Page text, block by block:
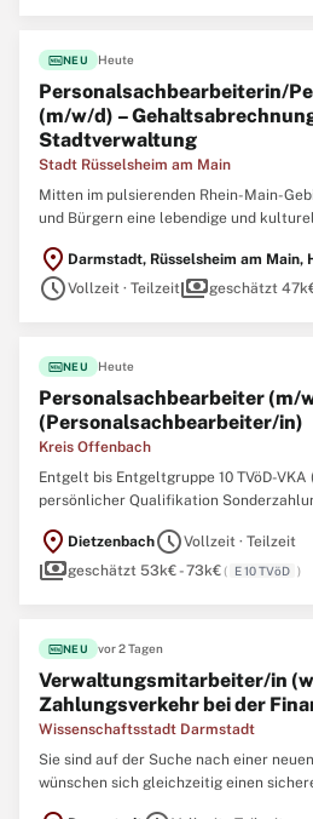
fiber_newNEU Heute
Personalsachbearbeiterin/
(m/w/d) –
Stadtverwaltung
Stadt Rüsselsheim am Main
Mitten im pulsierenden Rhein-Main-
und Bürgern eine lebendige und
mitzugestalten und innovative
morgen
location_on Darmstadt, Rüsselsheim am
scheduleVollzeit · Teilzeitpaymentsgeschätzt
fiber_newNEU Heute
Personalsachbearbeiter (m/
(Personalsachbearbeiter/in)
Kreis Offenbach
Entgelt bis Entgeltgruppe 10 TVöD-
persönlicher Qualifikation
Verkehrsverbundes mit
Arbeitsbedingungen,
location_on DietzenbachscheduleVollzeit · Teilzeit
paymentsgeschätzt 53k€ - 73k€( E 10 TVöD )
fiber_newNEU vor 2 Tagen
Verwaltungsmitarbeiter/in
Zahlungsverkehr bei der
Wissenschaftsstadt Darmstadt
Sie sind auf der Suche nach einer
wünschen sich gleichzeitig einen